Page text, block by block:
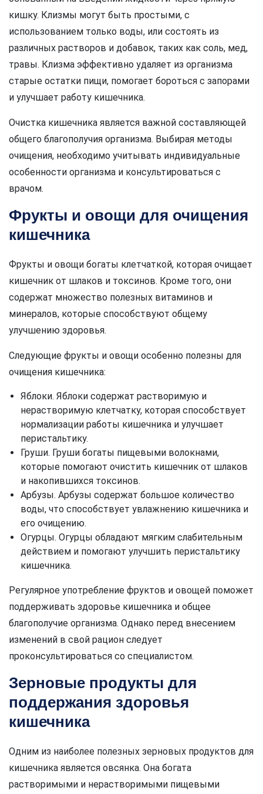
кишку. Клизмы могут быть простыми, с
использованием только воды, или состоять из
различных растворов и добавок, таких как соль, мед,
травы. Клизма эффективно удаляет из организма
старые остатки пищи, помогает бороться с запорами
и улучшает работу кишечника.
Очистка кишечника является важной составляющей
общего благополучия организма. Выбирая методы
очищения, необходимо учитывать индивидуальные
особенности организма и консультироваться с
врачом.
Фрукты и овощи для очищения
кишечника
Фрукты и овощи богаты клетчаткой, которая очищает
кишечник от шлаков и токсинов. Кроме того, они
содержат множество полезных витаминов и
минералов, которые способствуют общему
улучшению здоровья.
Следующие фрукты и овощи особенно полезны для
очищения кишечника:
Яблоки. Яблоки содержат растворимую и
нерастворимую клетчатку, которая способствует
нормализации работы кишечника и улучшает
перистальтику.
Груши. Груши богаты пищевыми волокнами,
которые помогают очистить кишечник от шлаков
и накопившихся токсинов.
Арбузы. Арбузы содержат большое количество
воды, что способствует увлажнению кишечника и
его очищению.
Огурцы. Огурцы обладают мягким слабительным
действием и помогают улучшить перистальтику
кишечника.
Регулярное употребление фруктов и овощей поможет
поддерживать здоровье кишечника и общее
благополучие организма. Однако перед внесением
изменений в свой рацион следует
проконсультироваться со специалистом.
Зерновые продукты для
поддержания здоровья
кишечника
Одним из наиболее полезных зерновых продуктов для
кишечника является овсянка. Она богата
растворимыми и нерастворимыми пищевыми